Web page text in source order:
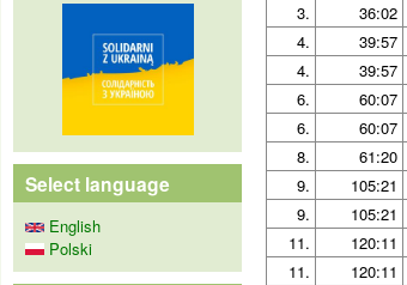
3.
36:02
4.
39:57
4.
39:57
6.
60:07
6.
60:07
8.
61:20
9.
105:21
9.
105:21
11.
120:11
11.
120:11
Select language
English
Polski